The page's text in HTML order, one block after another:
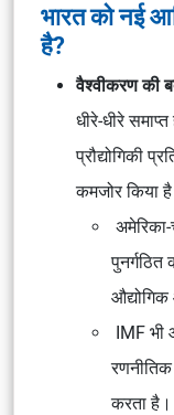
भारत को नई
है?
वैश्वीकरण की
धीरे-धीरे
प्रौद्योगिकी
कमजोर किया
अमेरिका-
औद्योगिक
IMF भी
रणनीतिक
करता है।